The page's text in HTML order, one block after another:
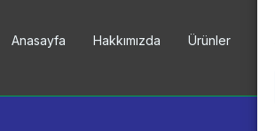
Anasayfa Hakkımızda Ürünler